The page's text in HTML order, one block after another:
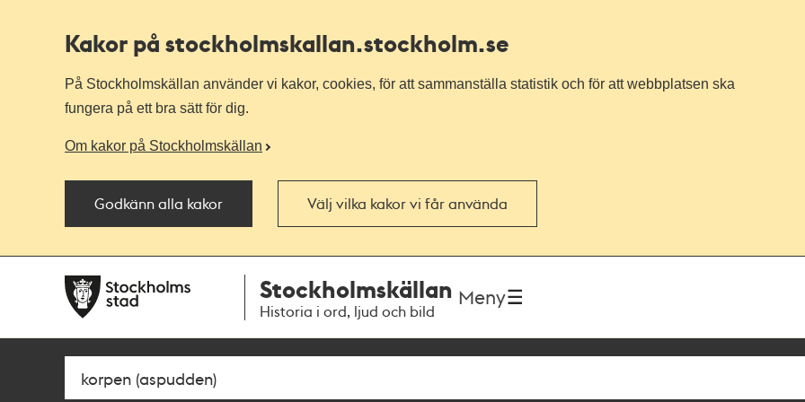
Kakor på stockholmskallan.stockholm.se
På Stockholmskällan använder vi kakor, cookies, för att sammanställa statistik och för att webbplatsen ska
fungera på ett bra sätt för dig.
Om kakor på Stockholmskällan
Godkänn alla kakor Välj vilka kakor vi får använda
navigationen
huvudinnehållet
Stockholmskällan
Historia i ord, ljud och bild
Meny
Sök